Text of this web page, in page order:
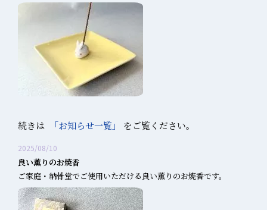
続きは 「お知らせ一覧」 をご覧ください。
2025/08/10
良い薫りのお焼香
ご家庭・納骨堂でご使用いただける良い薫りのお焼香です。